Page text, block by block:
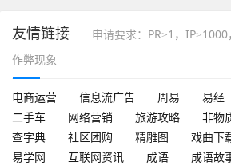
友情链接
申请要求：PR≥1，
作弊现象
电商运营 信息流广告 周易 易经
二手车
网络营销 旅游攻略
非物
查字典
社区团购 精雕图 戏曲下
易学网
互联网资讯 成语 成语故